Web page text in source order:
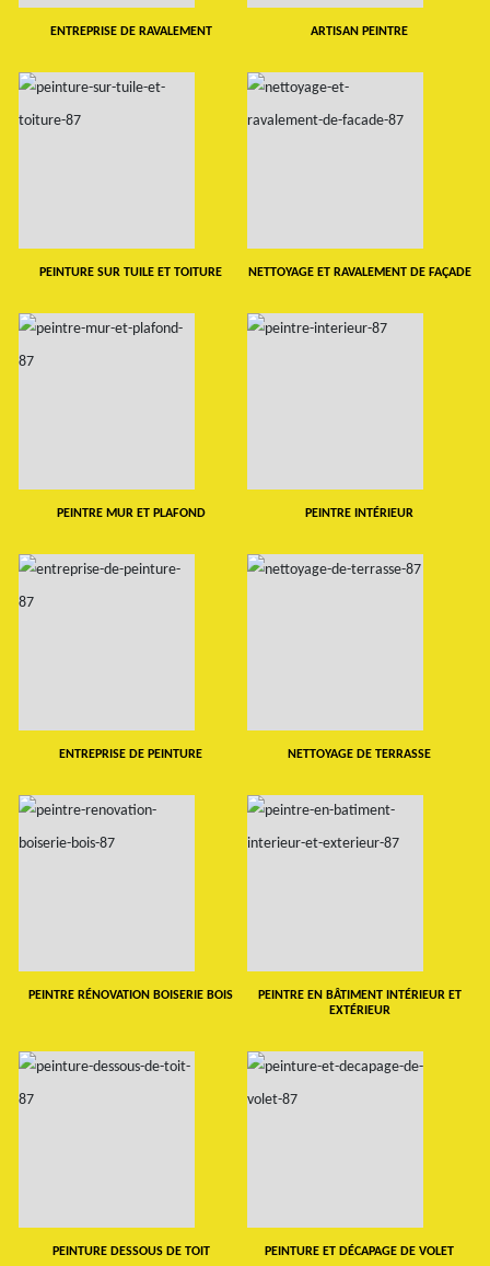
ENTREPRISE DE RAVALEMENT ARTISAN PEINTRE
PEINTURE SUR TUILE ET TOITURE NETTOYAGE ET RAVALEMENT DE FAÇADE
PEINTRE MUR ET PLAFOND PEINTRE INTÉRIEUR
ENTREPRISE DE PEINTURE NETTOYAGE DE TERRASSE
PEINTRE RÉNOVATION BOISERIE BOIS
PEINTRE EN BÂTIMENT INTÉRIEUR ET
EXTÉRIEUR
PEINTURE DESSOUS DE TOIT PEINTURE ET DÉCAPAGE DE VOLET